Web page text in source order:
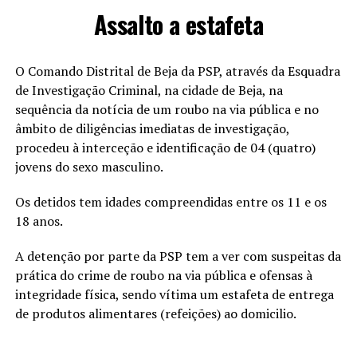
Assalto a estafeta
O Comando Distrital de Beja da PSP, através da Esquadra
de Investigação Criminal, na cidade de Beja, na
sequência da notícia de um roubo na via pública e no
âmbito de diligências imediatas de investigação,
procedeu à interceção e identificação de 04 (quatro)
jovens do sexo masculino.
Os detidos tem idades compreendidas entre os 11 e os
18 anos.
A detenção por parte da PSP tem a ver com suspeitas da
prática do crime de roubo na via pública e ofensas à
integridade física, sendo vítima um estafeta de entrega
de produtos alimentares (refeições) ao domicilio.